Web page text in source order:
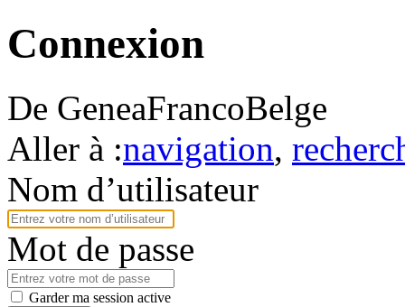
Connexion
De GeneaFrancoBelge
Aller à :navigation,
Nom d’utilisateur
Mot de passe
Garder ma session active